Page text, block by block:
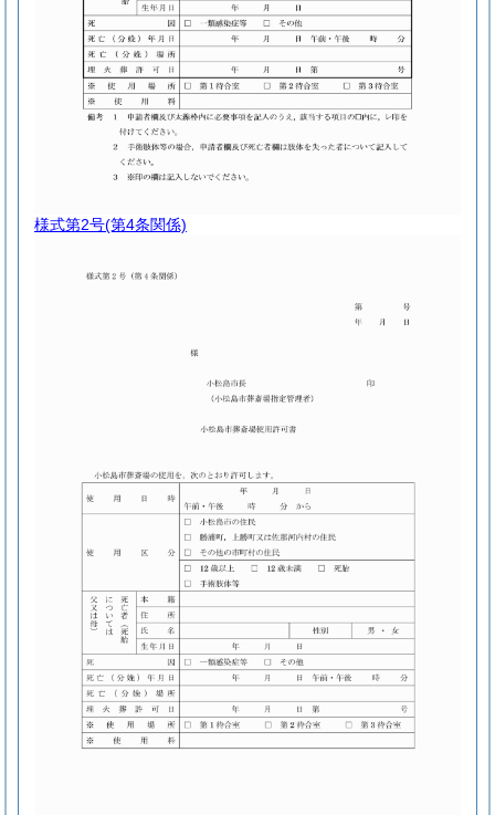
様式第2号(第4条関係)